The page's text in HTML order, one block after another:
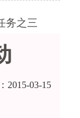
务之三
2015-03-15